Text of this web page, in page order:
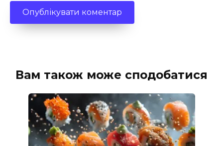
Вам також може сподобатися